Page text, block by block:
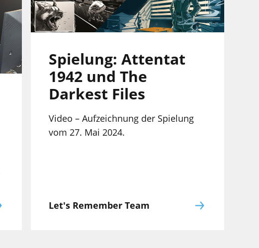
Spielung: Attentat
1942 und The
Darkest Files
Video – Aufzeichnung der Spielung
vom 27. Mai 2024.
Let's Remember Team